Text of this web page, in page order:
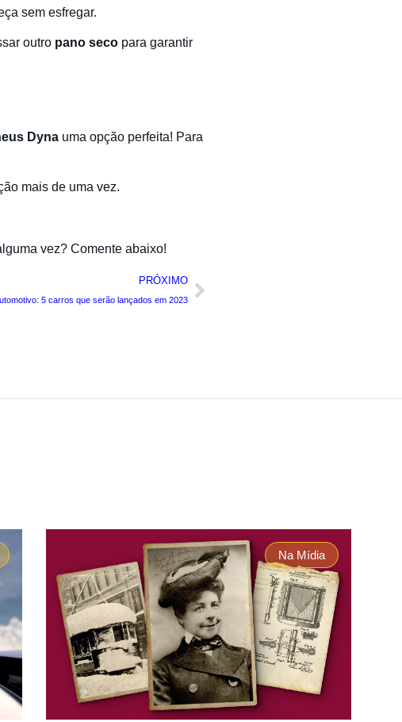
sem esfregar.
outro pano seco para garantir
Dyna uma opção perfeita! Para
mais de uma vez.
vez? Comente abaixo!
PRÓXIMO
5 carros que serão lançados em 2023
Na Mídia